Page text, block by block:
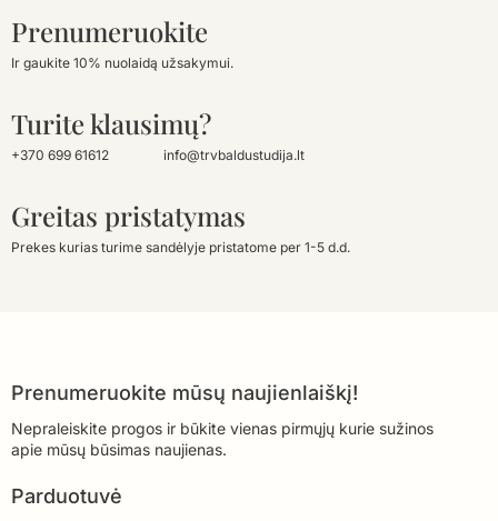
Prenumeruokite
Ir gaukite 10% nuolaidą užsakymui.
Turite klausimų?
+370 699 61612 info@trvbaldustudija.lt
Greitas pristatymas
Prekes kurias turime sandėlyje pristatome per 1-5 d.d.
Prenumeruokite mūsų naujienlaiškį!
Nepraleiskite progos ir būkite vienas pirmųjų kurie sužinos
apie mūsų būsimas naujienas.
Parduotuvė